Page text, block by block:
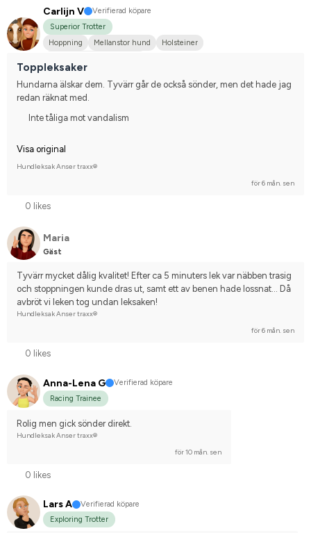
Carlijn V
Verifierad köpare
Superior Trotter
Hoppning
Mellanstor hund
Holsteiner
Toppleksaker
Hundarna älskar dem. Tyvärr går de också sönder, men det hade jag
redan räknat med.
Inte tåliga mot vandalism
Visa original
Hundleksak Anser traxx®
för 6 mån. sen
0 likes
Maria
Gäst
Tyvärr mycket dålig kvalitet! Efter ca 5 minuters lek var näbben trasig
och stoppningen kunde dras ut, samt ett av benen hade lossnat... Då
avbröt vi leken tog undan leksaken!
Hundleksak Anser traxx®
för 6 mån. sen
0 likes
Anna-Lena G
Verifierad köpare
Racing Trainee
Rolig men gick sönder direkt.
Hundleksak Anser traxx®
för 10 mån. sen
0 likes
Lars A
Verifierad köpare
Exploring Trotter